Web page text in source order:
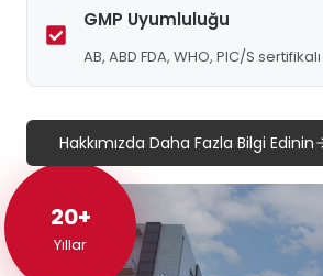
20+
20+
Yıllar
GMP Uyumluluğu
AB, ABD FDA, WHO, PIC/S
Hakkımızda Daha Fazla Bilgi Edinin